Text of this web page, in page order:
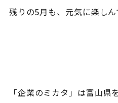
残りの5月も、元気に楽しん
「企業のミカタ」は富山県